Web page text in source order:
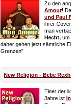
Zu den
Amour!
und Paul
ihrer
man
Hecht, um
daher gehen jetzt sämtliche
Grenzen".
New Religion - Bebe
Einer der
Jahre ist